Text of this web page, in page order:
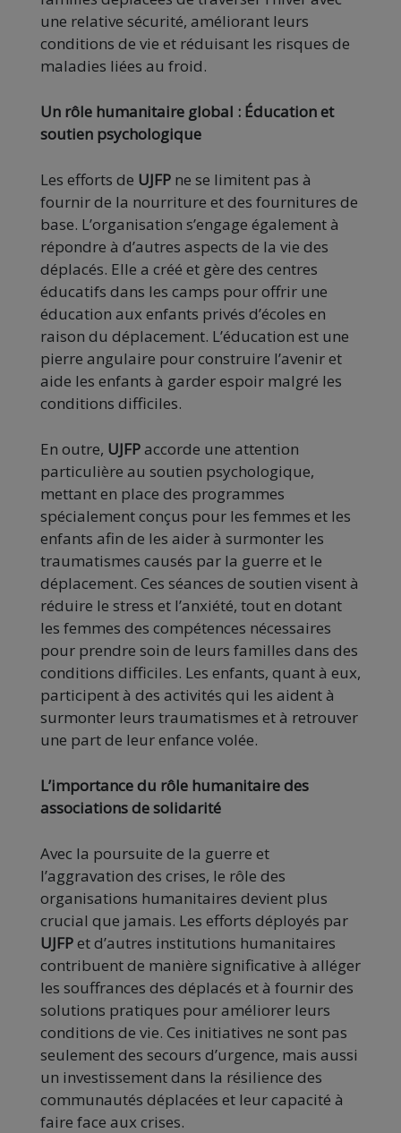
une relative sécurité, améliorant leurs
conditions de vie et réduisant les risques de
maladies liées au froid.
Un rôle humanitaire global : Éducation et
soutien psychologique
Les efforts de UJFP ne se limitent pas à
fournir de la nourriture et des fournitures de
base. L’organisation s’engage également à
répondre à d’autres aspects de la vie des
déplacés. Elle a créé et gère des centres
éducatifs dans les camps pour offrir une
éducation aux enfants privés d’écoles en
raison du déplacement. L’éducation est une
pierre angulaire pour construire l’avenir et
aide les enfants à garder espoir malgré les
conditions difficiles.
En outre, UJFPaccorde une attention
particulière au soutien psychologique,
mettant en place des programmes
spécialement conçus pour les femmes et les
enfants afin de les aider à surmonter les
traumatismes causés par la guerre et le
déplacement. Ces séances de soutien visent à
réduire le stress et l’anxiété, tout en dotant
les femmes des compétences nécessaires
pour prendre soin de leurs familles dans des
conditions difficiles. Les enfants, quant à eux,
participent à des activités qui les aident à
surmonter leurs traumatismes et à retrouver
une part de leur enfance volée.
L’importance du rôle humanitaire des
associations de solidarité
Avec la poursuite de la guerre et
l’aggravation des crises, le rôle des
organisations humanitaires devient plus
crucial que jamais. Les efforts déployés par
UJFPet d’autres institutions humanitaires
contribuent de manière significative à alléger
les souffrances des déplacés et à fournir des
solutions pratiques pour améliorer leurs
conditions de vie. Ces initiatives ne sont pas
seulement des secours d’urgence, mais aussi
un investissement dans la résilience des
communautés déplacées et leur capacité à
faire face aux crises.